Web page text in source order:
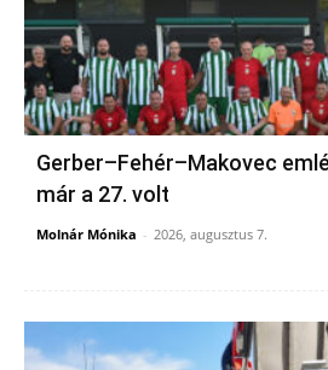
Gerber–Fehér–Makovec
már a 27. volt
Molnár Mónika - 2026, augusztus 7.